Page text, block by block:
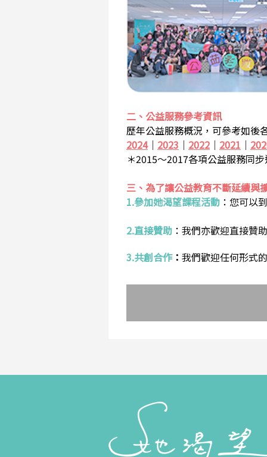
二、公益服務參考資訊
歷年公益服務概況，可參考如
2024｜ 2023 ｜ 2022 ｜ 2021 ｜
＊2015～2017各項公益服務同
三、為了讓公益教育不斷延續與
1.參加她渴望課程活動 ： 您可以
2.直接贊助 ： 我們亦歡迎直接贊
3.共創合作： 我們歡迎任何形式